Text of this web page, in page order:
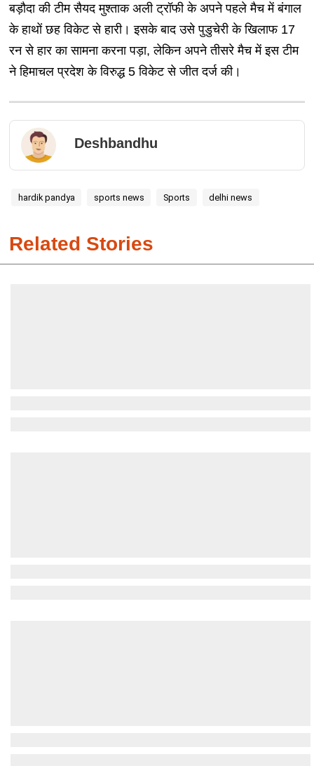
बड़ौदा की टीम सैयद मुश्ताक अली ट्रॉफी के अपने पहले मैच में बंगाल
के हाथों छह विकेट से हारी। इसके बाद उसे पुडुचेरी के खिलाफ 17
रन से हार का सामना करना पड़ा, लेकिन अपने तीसरे मैच में इस टीम
ने हिमाचल प्रदेश के विरुद्ध 5 विकेट से जीत दर्ज की।
Deshbandhu
hardik pandya sports news Sports delhi news
Related Stories